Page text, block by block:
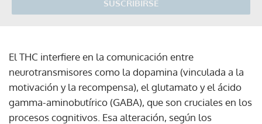
SUSCRIBIRSE
El THC interfiere en la comunicación entre
neurotransmisores como la dopamina (vinculada a la
motivación y la recompensa), el glutamato y el ácido
gamma-aminobutírico (GABA), que son cruciales en los
procesos cognitivos. Esa alteración, según los